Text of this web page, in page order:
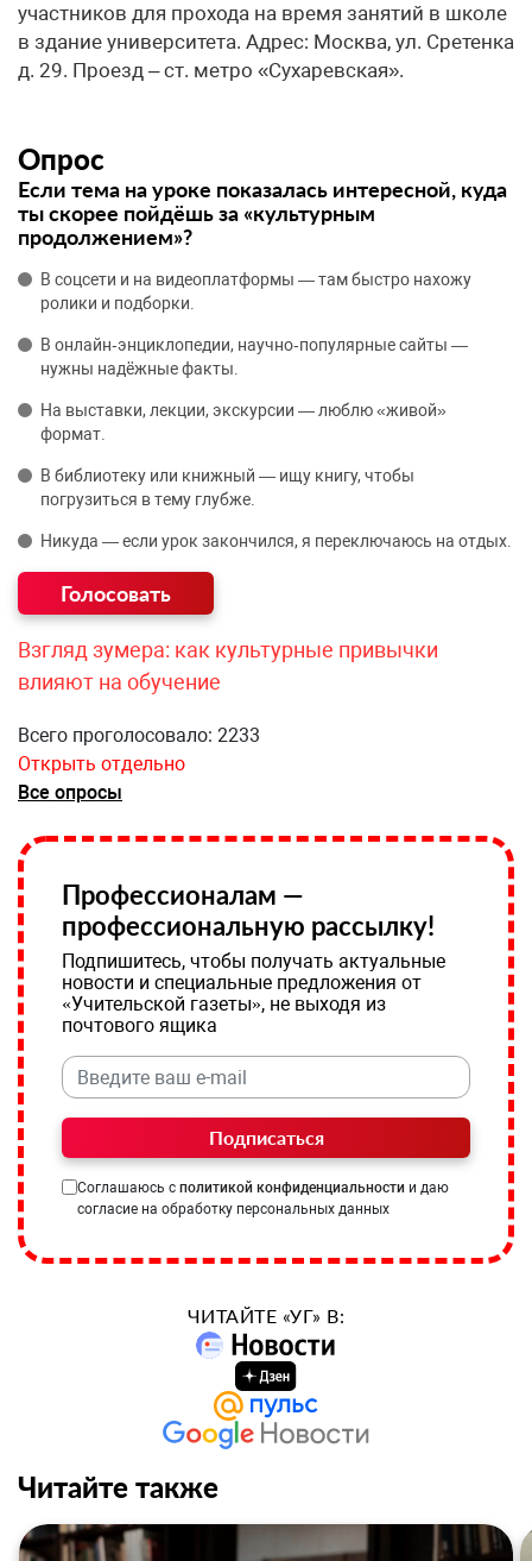
участников для прохода на время занятий в школе
в здание университета. Адрес: Москва, ул. Сретенка
д. 29. Проезд – ст. метро «Сухаревская».
Опрос
Если тема на уроке показалась интересной, куда
ты скорее пойдёшь за «культурным
продолжением»?
В соцсети и на видеоплатформы — там быстро нахожу
ролики и подборки.
В онлайн‑энциклопедии, научно‑популярные сайты —
нужны надёжные факты.
На выставки, лекции, экскурсии — люблю «живой»
формат.
В библиотеку или книжный — ищу книгу, чтобы
погрузиться в тему глубже.
Никуда — если урок закончился, я переключаюсь на отдых.
Взгляд зумера: как культурные привычки
влияют на обучение
Всего проголосовало: 2233
Открыть отдельно
Все опросы
Профессионалам —
профессиональную рассылку!
Подпишитесь, чтобы получать актуальные
новости и специальные предложения от
«Учительской газеты», не выходя из
почтового ящика
Подписаться
Соглашаюсь с политикой конфиденциальности и даю
согласие на обработку персональных данных
ЧИТАЙТЕ «УГ» В:
Читайте также